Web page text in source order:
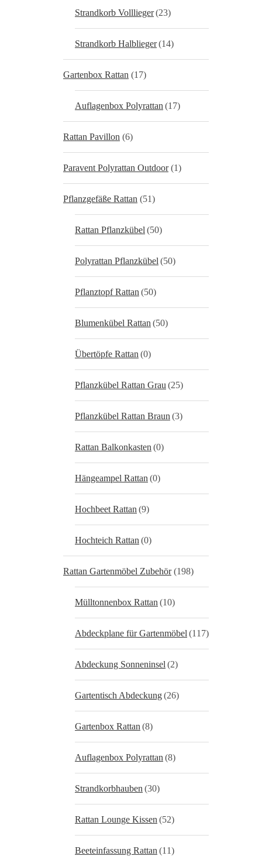
Strandkorb Volllieger(23)
Strandkorb Halblieger(14)
Gartenbox Rattan (17)
Auflagenbox Polyrattan (17)
Rattan Pavillon (6)
Paravent Polyrattan Outdoor (1)
Pflanzgefäße Rattan (51)
Rattan Pflanzkübel (50)
Polyrattan Pflanzkübel (50)
Pflanztopf Rattan (50)
Blumenkübel Rattan (50)
Übertöpfe Rattan (0)
Pflanzkübel Rattan Grau (25)
Pflanzkübel Rattan Braun (3)
Rattan Balkonkasten (0)
Hängeampel Rattan (0)
Hochbeet Rattan (9)
Hochteich Rattan (0)
Rattan Gartenmöbel Zubehör (198)
Mülltonnenbox Rattan (10)
Abdeckplane für Gartenmöbel (117)
Abdeckung Sonneninsel (2)
Gartentisch Abdeckung(26)
Gartenbox Rattan (8)
Auflagenbox Polyrattan (8)
Strandkorbhauben (30)
Rattan Lounge Kissen (52)
Beeteinfassung Rattan (11)